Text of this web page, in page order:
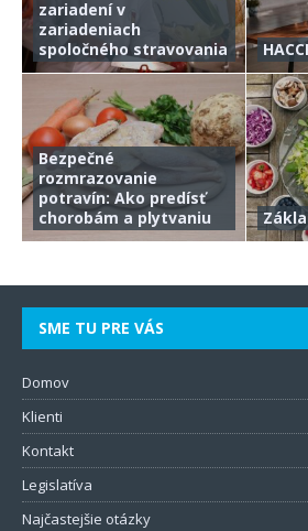
zariadení v
zariadeniach
spoločného stravovania
Bezpečné
rozmrazovanie
potravín: Ako predísť
chorobám a plytvaniu
SME TU PRE VÁS
Domov
Klienti
Kontakt
Legislatíva
Najčastejšie otázky